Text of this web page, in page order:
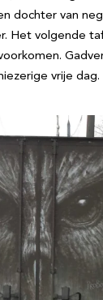
dochter van
Het volgende
vrije